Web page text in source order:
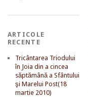
ARTICOLE
RECENTE
Tricântarea Triodului
în Joia din a cincea
săptămână a Sfântului
şi Marelui Post(18
martie 2010)